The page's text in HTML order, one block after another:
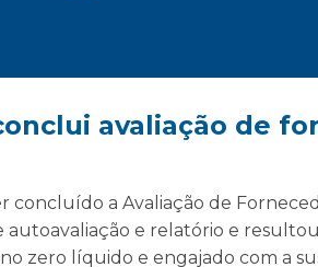
avaliação de
a Avaliação de
autoavaliação e relatório e
zero líquido e engajado com a